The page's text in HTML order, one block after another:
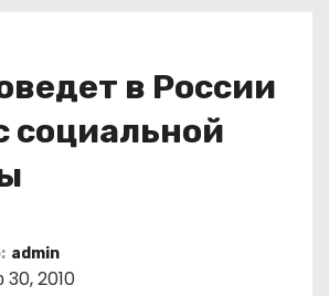
в России
социальной
admin
30, 2010